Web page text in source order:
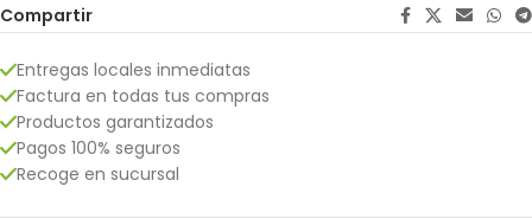
Compartir
Entregas locales inmediatas
Factura en todas tus compras
Productos garantizados
Pagos 100% seguros
Recoge en sucursal